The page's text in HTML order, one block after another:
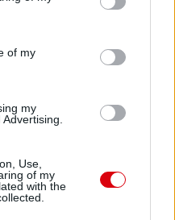
and its third-party tags to
purposes in below Google
of my
my
Use,
of my
with the